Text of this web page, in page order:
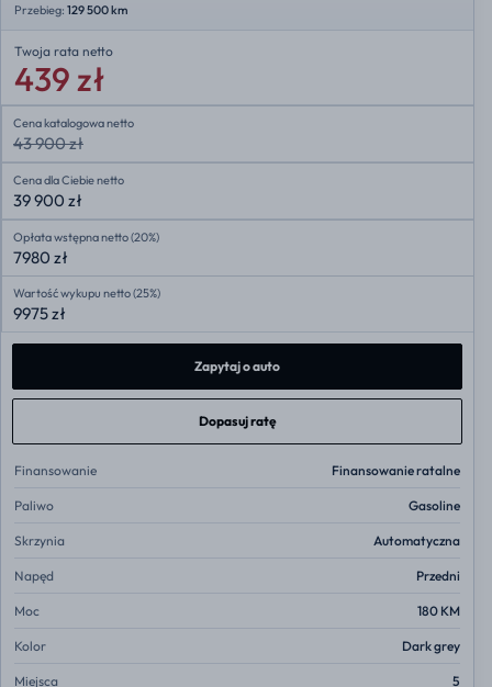
Przebieg: 129 500 km
Twoja rata netto
439 zł
Cena katalogowa netto
43 900 zł
Cena dla Ciebie netto
39 900 zł
Opłata wstępna netto (20%)
7980 zł
Wartość wykupu netto (25%)
9975 zł
Zapytaj o auto
Dopasuj ratę
Finansowanie Finansowanie ratalne
Paliwo Gasoline
Skrzynia Automatyczna
Napęd Przedni
Moc 180 KM
Kolor Dark grey
Miejsca 5